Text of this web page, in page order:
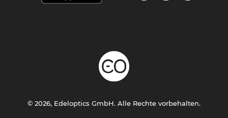
© 2026, Edeloptics GmbH. Alle Rechte vorbehalten.